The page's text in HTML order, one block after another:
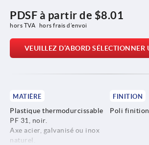
PDSF à partir de $8.01
hors TVA hors frais d’envoi
VEUILLEZ D’ABORD SÉLECTIONNER
MATIÈRE
Plastique thermodurcissable
PF 31, noir.
Axe acier, galvanisé ou inox
naturel.
FINITION
Poli